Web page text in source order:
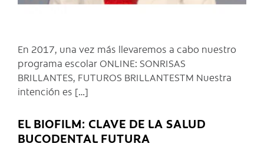
En 2017, una vez más llevaremos a cabo nuestro
programa escolar ONLINE: SONRISAS
BRILLANTES, FUTUROS BRILLANTESTM Nuestra
intención es […]
EL BIOFILM: CLAVE DE LA SALUD
BUCODENTAL FUTURA